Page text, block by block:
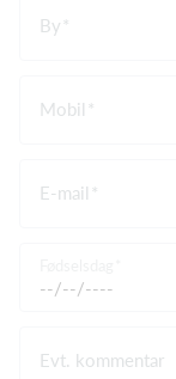
By
Mobil
E-mail
Evt. kommentar